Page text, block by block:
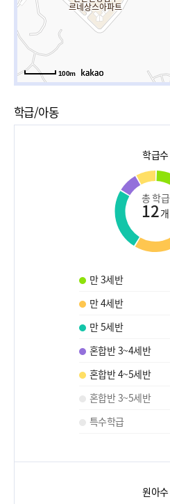
100m
학급/아동
학급수
총 학급
12개
만 3세반
만 4세반
만 5세반
혼합반 3~4세반
혼합반 4~5세반
혼합반 3~5세반
특수학급
원아수